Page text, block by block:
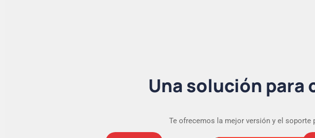
Una solución para
Te ofrecemos la mejor versión y el soporte